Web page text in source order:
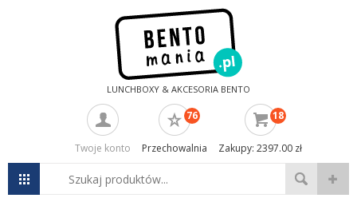
LUNCHBOXY & AKCESORIA BENTO
Twoje konto
76
Przechowalnia
18
Zakupy: 2397.00 zł